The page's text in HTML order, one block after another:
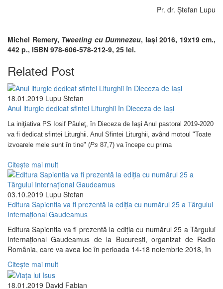
Pr. dr. Ștefan Lupu
Michel Remery, Tweeting cu Dumnezeu, Iași 2016, 19x19 cm.,
442 p., ISBN 978-606-578-212-9, 25 lei.
Related Post
18.01.2019 Lupu Stefan
Anul liturgic dedicat sfintei Liturghii în Dieceza de Iaşi
La iniţiativa PS Iosif Păuleţ, în Dieceza de Iaşi Anul pastoral 2019-2020
va fi dedicat sfintei Liturghii. Anul Sfintei Liturghii, având motoul "Toate
izvoarele mele sunt în tine" (Ps 87,7) va începe cu prima
Citește mai mult
03.10.2019 Lupu Stefan
Editura Sapientia va fi prezentă la ediţia cu numărul 25 a Târgului
Internaţional Gaudeamus
Editura Sapientia va fi prezentă la ediţia cu numărul 25 a Târgului
Internaţional Gaudeamus de la București, organizat de Radio
România, care va avea loc în perioada 14-18 noiembrie 2018, în
Citește mai mult
18.01.2019 David Fabian